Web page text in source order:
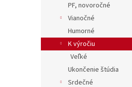
PF, novoročné
Vianočné
Humorné
K výročiu
Veľké
Ukončenie štúdia
Srdečné